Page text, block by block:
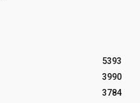
5393
3990
3784